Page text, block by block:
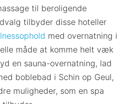
til beroligende
tilbyder disse hoteller
med overnatning i
måde at komme helt væk
en sauna-overnatning, lad
boblebad i Schin op Geul,
muligheder, som en spa